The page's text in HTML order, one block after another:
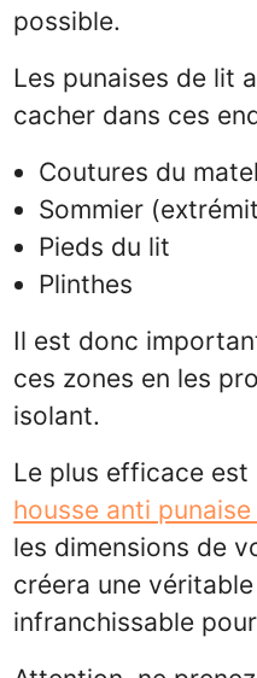
possible.
Les punaises de lit
cacher dans ces
Coutures du
Sommier
Pieds du lit
Plinthes
Il est donc
ces zones en les
isolant.
Le plus efficace est
housse anti
les dimensions de
créera une
infranchissable